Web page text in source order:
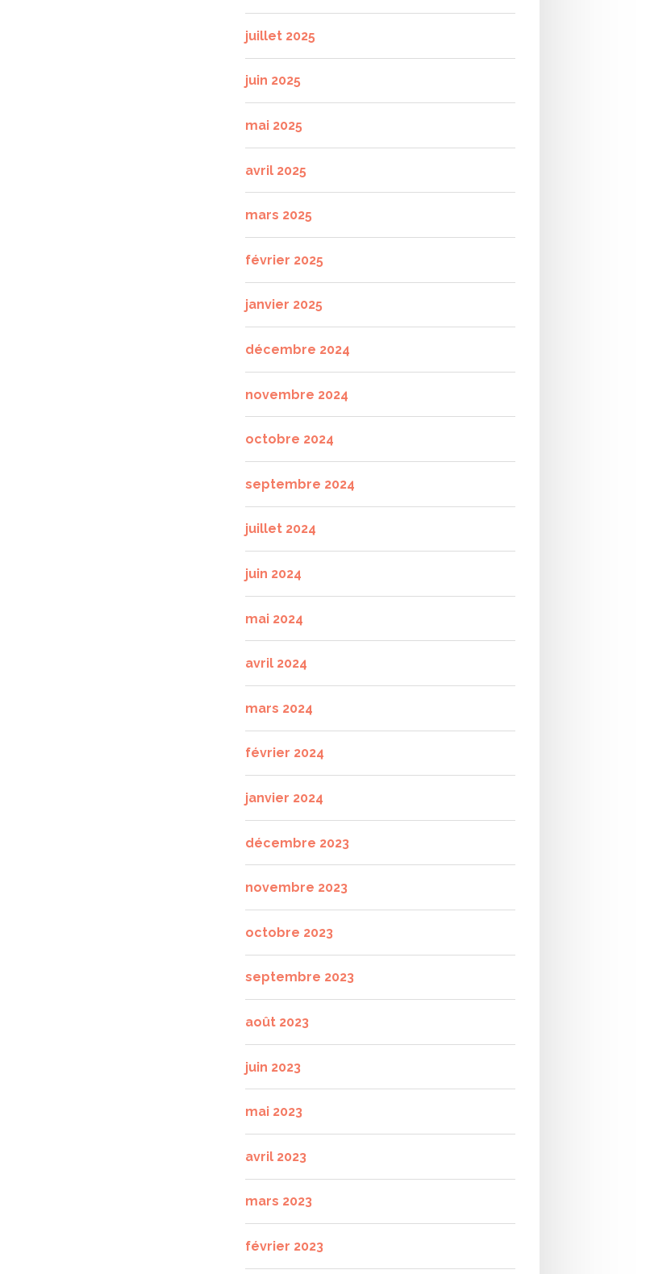
juillet 2025
juin 2025
mai 2025
avril 2025
mars 2025
février 2025
janvier 2025
décembre 2024
novembre 2024
octobre 2024
septembre 2024
juillet 2024
juin 2024
mai 2024
avril 2024
mars 2024
février 2024
janvier 2024
décembre 2023
novembre 2023
octobre 2023
septembre 2023
août 2023
juin 2023
mai 2023
avril 2023
mars 2023
février 2023